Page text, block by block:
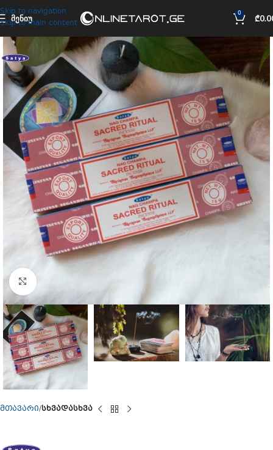
Skip to navigation
Skip to main content
ᲛᲔᲜᲘᲣ 0 ₾
Click to enlarge
მთავარი სხვადასხვა